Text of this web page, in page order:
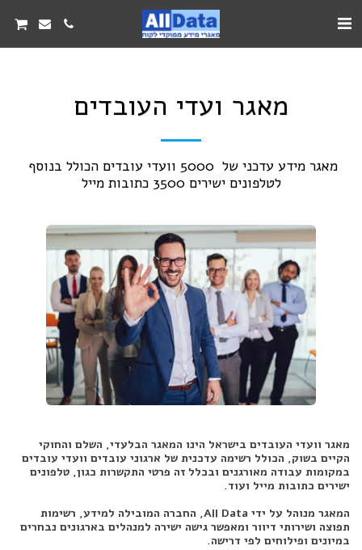
מאגר ועדי העובדים
לטלפונים ישירים 3500 כתובות מייל
מאגר וועדי העובדים בישראל הינו המאגר הבלעדי, השלם והחוקי
הקיים בשוק, הכולל רשימה עדכנית של ארגוני עובדים וועדי עובדים
במקומות עבודה מאורגנים ובכלל זה פרטי התקשרות כגון, טלפונים
ישירים כתובות מייל ועוד.
המאגר מנוהל על ידי All Data, החברה המובילה למידע, רשימות
תפוצה ושירותי דיוור ומאפשר גישה ישירה למנהלים בארגונים נבחרים
במיונים ופילוחים לפי דרישה.